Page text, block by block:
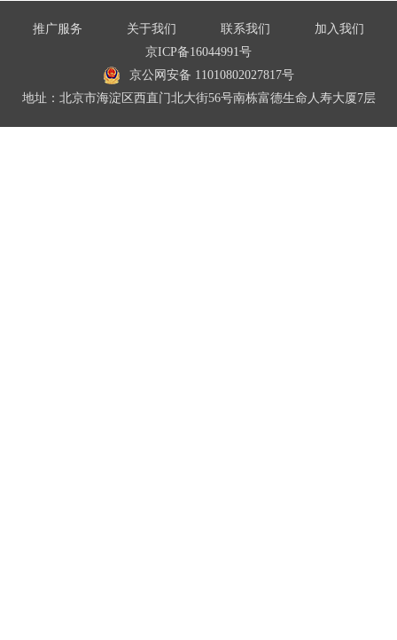
推广服务 关于我们 联系我们
加入我们
京ICP备16044991号
京公网安备 11010802027817号
地址：北京市海淀区西直门北大街56号南栋富德生命人寿大厦7层